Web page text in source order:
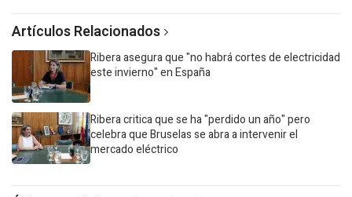
Artículos Relacionados
Ribera asegura que "no habrá cortes de electricidad
este invierno" en España
Ribera critica que se ha "perdido un año" pero
celebra que Bruselas se abra a intervenir el
mercado eléctrico